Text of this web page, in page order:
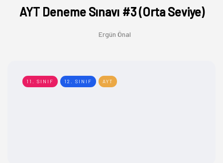
AYT Deneme Sınavı #3 (Orta Seviye)
Ergün Önal
11. SINIF 12. SINIF AYT